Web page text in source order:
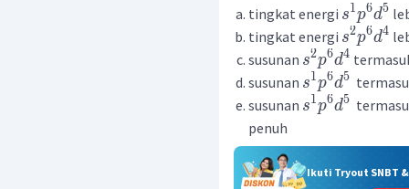
tingkat energi s1p6d5
tingkat energi s2p6d4
susunan s2p6d4
susunan s1p6d5
susunan s1p6d5
penuh
Ikuti Tryout SNBT